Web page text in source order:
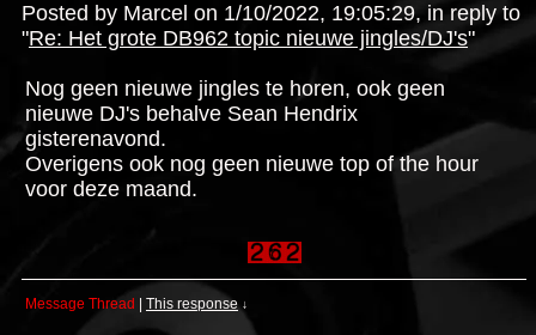
Posted by Marcel on 1/10/2022, 19:05:29, in reply to
"Re: Het grote DB962 topic nieuwe jingles/DJ's"
Nog geen nieuwe jingles te horen, ook geen
nieuwe DJ's behalve Sean Hendrix
gisterenavond.
Overigens ook nog geen nieuwe top of the hour
voor deze maand.
Message Thread This response ↓